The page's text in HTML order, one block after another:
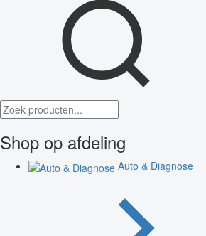
Shop op afdeling
Auto & Diagnose